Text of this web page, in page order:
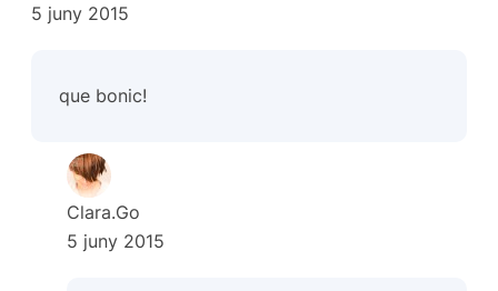
5 juny 2015
que bonic!
Clara.Go
5 juny 2015